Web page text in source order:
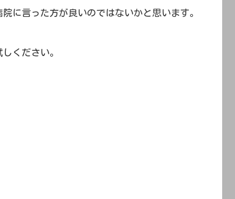
に言った方が良いのではないかと思います。
ください。